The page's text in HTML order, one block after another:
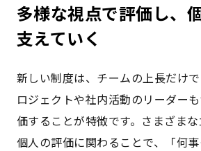
多様な視点で評価し、
支えていく
新しい制度は、チームの上長だけ
ロジェクトや社内活動のリーダー
価することが特徴です。さまざま
個人の評価に関わることで、「何